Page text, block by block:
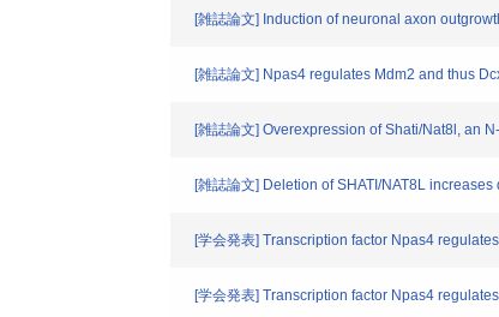
[雑誌論文] Induction of neuronal axon
[雑誌論文] Npas4 regulates Mdm2 and thus
[雑誌論文] Overexpression of Shati/Nat8l, an
[雑誌論文] Deletion of SHATI/NAT8L
[学会発表] Transcription factor Npas4
[学会発表] Transcription factor Npas4